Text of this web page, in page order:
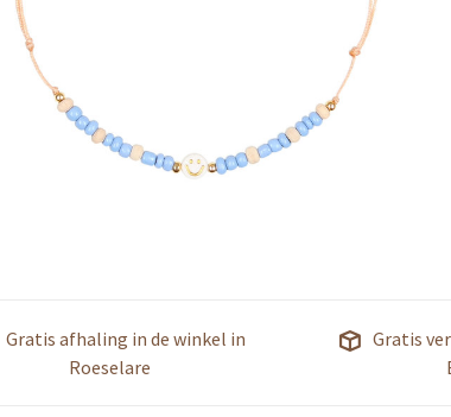
Gratis afhaling in de winkel in
Roeselare
Gratis